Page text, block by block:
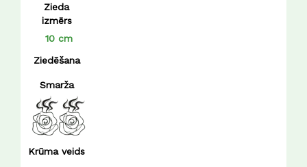
Zieda
izmērs
10 cm
Ziedēšana
Smarža
Krūma veids